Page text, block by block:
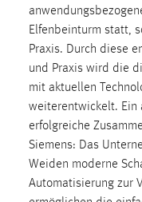
Elfenbeinturm statt,
Praxis. Durch diese
und Praxis wird die
mit aktuellen
weiterentwickelt. Ein
erfolgreiche
Siemens: Das
Weiden moderne
Automatisierung zur
Cookie Laufzeit:
30 Tage
Chat
Name:
MibewSessionID,
chat-frame-style-
Zweck:
Wird benötigt um